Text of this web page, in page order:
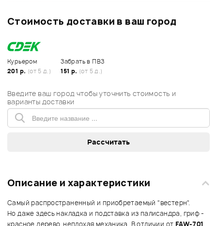
Стоимость доставки в ваш город
Курьером
201 р. (от 5 д.)
Забрать в ПВЗ
151 р. (от 5 д.)
Введите ваш город чтобы уточнить стоимость и
варианты доставки
Описание и характеристики
Самый распространенный и приобретаемый "вестерн".
Но даже здесь накладка и подставка из палисандра, гриф -